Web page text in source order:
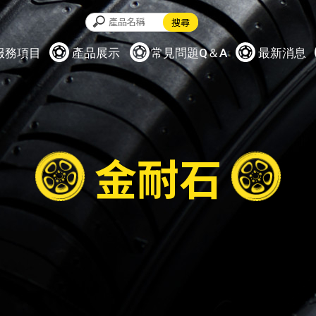
務項目 產品展示 常見問題Q＆A 最新消息
金耐石